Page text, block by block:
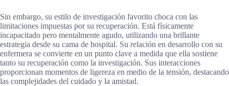
Sin embargo, su estilo de investigación favorito choca con las
limitaciones impuestas por su recuperación. Está físicamente
incapacitado pero mentalmente agudo, utilizando una brillante
estrategia desde su cama de hospital. Su relación en desarrollo con su
enfermera se convierte en un punto clave a medida que ella sostiene
tanto su recuperación como la investigación. Sus interacciones
proporcionan momentos de ligereza en medio de la tensión, destacando
las complejidades del cuidado y la amistad.